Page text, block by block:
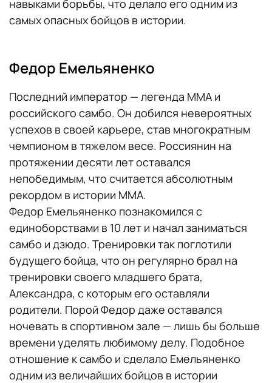
навыками борьбы, что делало его одним из
самых опасных бойцов в истории.
Федор Емельяненко
Последний император — легенда MMA и
российского самбо. Он добился невероятных
успехов в своей карьере, став многократным
чемпионом в тяжелом весе. Россиянин на
протяжении десяти лет оставался
непобедимым, что считается абсолютным
рекордом в истории ММА.
Федор Емельяненко познакомился с
единоборствами в 10 лет и начал заниматься
самбо и дзюдо. Тренировки так поглотили
будущего бойца, что он регулярно брал на
тренировки своего младшего брата,
Александра, с которым его оставляли
родители. Порой Федор даже оставался
ночевать в спортивном зале — лишь бы больше
времени уделять любимому делу. Подобное
отношение к самбо и сделало Емельяненко
одним из величайших бойцов в истории